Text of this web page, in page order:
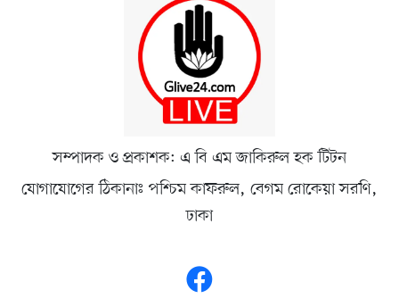
সম্পাদক ও প্রকাশক: এ বি এম জাকিরুল হক টিটন
যোগাযোগের ঠিকানাঃ পশ্চিম কাফরুল, বেগম রোকেয়া সরণি,
ঢাকা